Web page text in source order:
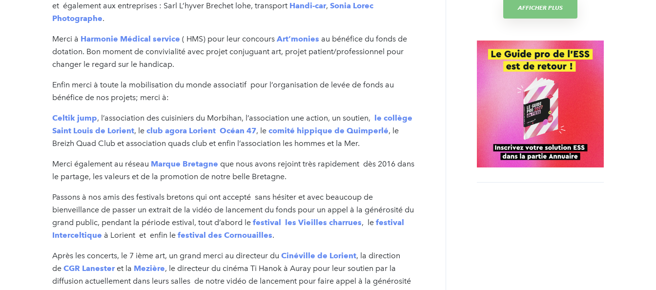
et également aux entreprises : Sarl L’hyver Brechet lohe, transport Handi-car, Sonia Lorec
Photographe.
Merci à Harmonie Médical service ( HMS) pour leur concours Art’monies au bénéfice du fonds de
dotation. Bon moment de convivialité avec projet conjuguant art, projet patient/professionnel pour
changer le regard sur le handicap.
Enfin merci à toute la mobilisation du monde associatif pour l’organisation de levée de fonds au
bénéfice de nos projets; merci à:
Celtik jump, l’association des cuisiniers du Morbihan, l’association une action, un soutien, le collège
Saint Louis de Lorient, le club agora Lorient Océan 47, le comité hippique de Quimperlé, le
Breizh Quad Club et association quads club et enfin l’association les hommes et la Mer.
Merci également au réseau Marque Bretagne que nous avons rejoint très rapidement dès 2016 dans
le partage, les valeurs et de la promotion de notre belle Bretagne.
Passons à nos amis des festivals bretons qui ont accepté sans hésiter et avec beaucoup de
bienveillance de passer un extrait de la vidéo de lancement du fonds pour un appel à la générosité du
grand public, pendant la période estival, tout d’abord le festival les Vieilles charrues, le festival
Interceltique à Lorient et enfin le festival des Cornouailles.
Après les concerts, le 7 ième art, un grand merci au directeur du Cinéville de Lorient, la direction
de CGR Lanesteret la Mezière, le directeur du cinéma Ti Hanok à Auray pour leur soutien par la
diffusion actuellement dans leurs salles de notre vidéo de lancement pour faire appel à la générosité
AFFICHER PLUS